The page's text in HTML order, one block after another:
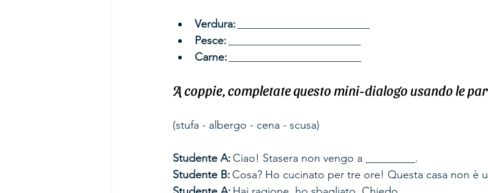
Verdura:
Pesce:
Carne:
A coppie, completate questo mini-dialogo usando le
(stufa - albergo - cena - scusa)
Studente A: Ciao! Stasera non vengo a _________.
Studente B: Cosa? Ho cucinato per tre ore! Questa casa non è